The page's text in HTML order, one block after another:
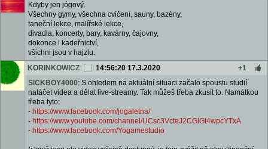
Kdyby jen jógový.
Všechny gymy, všechna cvičení, sauny, bazény,
taneční lekce, malířské lekce,
divadla, koncerty, bary, kavárny, čajovny,
dokonce i kadeřnictví,
všichni jsou v hajzlu.
KORINKOWICZ
14:56:20 17.3.2020
+1
SICKBOY4000: S ohledem na aktuální situaci začalo spoustu studií
natáčet videa a dělat live-streamy. Tak můžeš třeba zkusit to. Namátkou
třeba tyto:
- https://www.facebook.com/jogaletna/
- https://www.youtube.com/channel/UCsc3VcteJ2CGlGt4wpcYTxA
- https://www.facebook.com/Yogamestudio